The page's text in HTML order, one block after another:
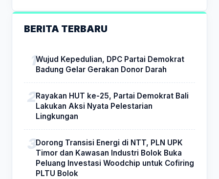
BERITA TERBARU
Wujud Kepedulian, DPC Partai Demokrat
Badung Gelar Gerakan Donor Darah
Rayakan HUT ke-25, Partai Demokrat Bali
Lakukan Aksi Nyata Pelestarian
Lingkungan
Dorong Transisi Energi di NTT, PLN UPK
Timor dan Kawasan Industri Bolok Buka
Peluang Investasi Woodchip untuk Cofiring
PLTU Bolok